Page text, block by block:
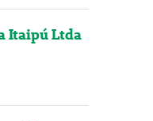
Itaipú Ltda